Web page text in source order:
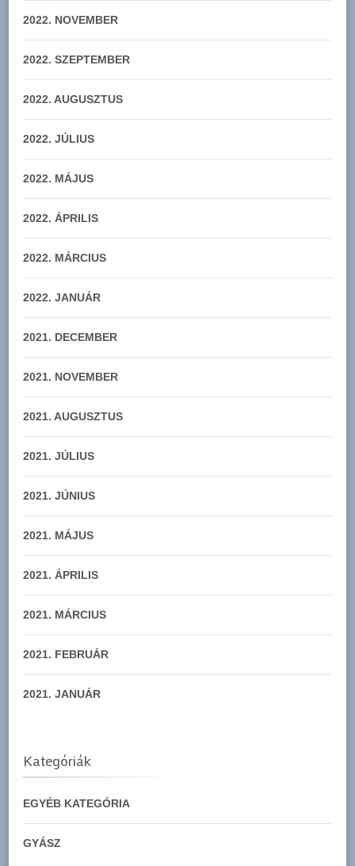
2022. NOVEMBER
2022. SZEPTEMBER
2022. AUGUSZTUS
2022. JÚLIUS
2022. MÁJUS
2022. ÁPRILIS
2022. MÁRCIUS
2022. JANUÁR
2021. DECEMBER
2021. NOVEMBER
2021. AUGUSZTUS
2021. JÚLIUS
2021. JÚNIUS
2021. MÁJUS
2021. ÁPRILIS
2021. MÁRCIUS
2021. FEBRUÁR
2021. JANUÁR
Kategóriák
EGYÉB KATEGÓRIA
GYÁSZ